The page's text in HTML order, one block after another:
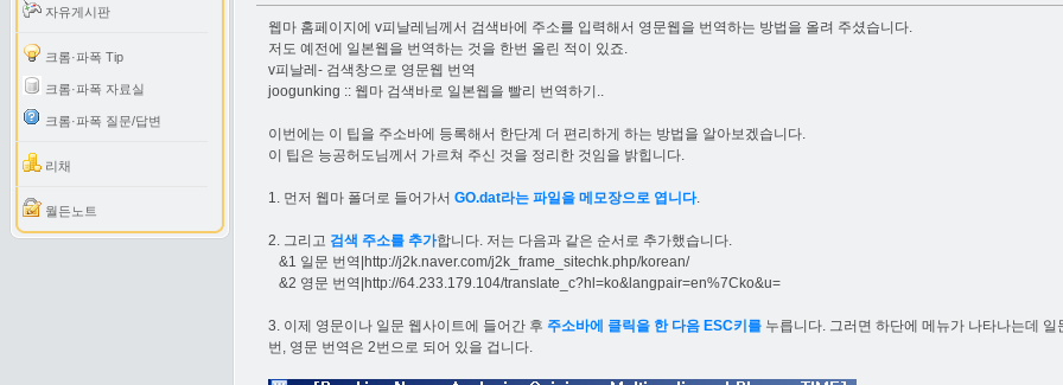
자유게시판
크롬·파폭 Tip
크롬·파폭 자료실
크롬·파폭 질문/답변
리채
월든노트
웹마 홈페이지에 v피날레님께서 검색바에 주소를 입력해서 영문웹을 번역하는 방법을 올려 주셨습니다.
저도 예전에 일본웹을 번역하는 것을 한번 올린 적이 있죠.
v피날레- 검색창으로 영문웹 번역
joogunking :: 웹마 검색바로 일본웹을 빨리 번역하기..
이번에는 이 팁을 주소바에 등록해서 한단계 더 편리하게 하는 방법을 알아보겠습니다.
이 팁은 능공허도님께서 가르쳐 주신 것을 정리한 것임을 밝힙니다.
1. 먼저 웹마 폴더로 들어가서 GO.dat라는 파일을 메모장으로 엽니다.
2. 그리고 검색 주소를 추가합니다. 저는 다음과 같은 순서로 추가했습니다.
&1 일문 번역|http://j2k.naver.com/j2k_frame_sitechk.php/korean/
&2 영문 번역|http://64.233.179.104/translate_c?hl=ko&langpair=en%7Cko&u=
3. 이제 영문이나 일문 웹사이트에 들어간 후 주소바에 클릭을 한 다음 ESC키를 누릅니다. 그러면 하단에 메뉴가 나타나는데 일
번, 영문 번역은 2번으로 되어 있을 겁니다.